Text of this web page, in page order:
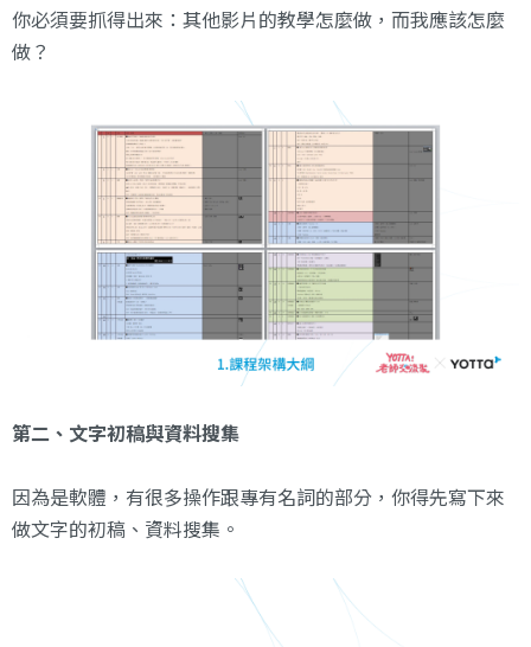
你必須要抓得出來：其他影片的教學怎麼做，而我應該怎麼
做？
第二、文字初稿與資料搜集
因為是軟體，有很多操作跟專有名詞的部分，你得先寫下來
做文字的初稿、資料搜集。